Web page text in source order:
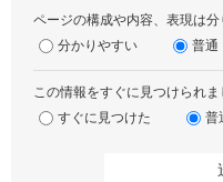
ページの構成や内容、表現は
分かりやすい
普通
この情報をすぐに見つけられま
すぐに見つけた
普